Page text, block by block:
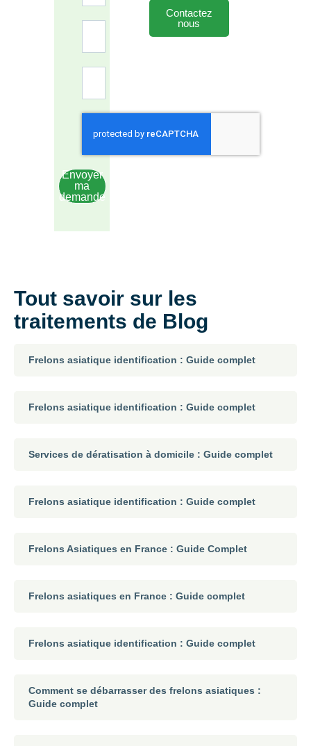
Envoyer
ma
demande
Contactez
nous
Tout savoir sur les
traitements de Blog
Frelons asiatique identification : Guide complet
Frelons asiatique identification : Guide complet
Services de dératisation à domicile : Guide complet
Frelons asiatique identification : Guide complet
Frelons Asiatiques en France : Guide Complet
Frelons asiatiques en France : Guide complet
Frelons asiatique identification : Guide complet
Comment se débarrasser des frelons asiatiques :
Guide complet